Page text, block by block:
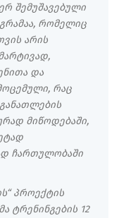
შემუშავებული
რომელიც
არის
და
რაც
მიწოდებაში,
ჩართულობაში
პროექტის
ტრენინგების 12